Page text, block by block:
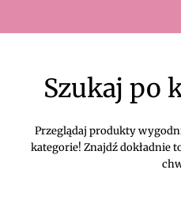
Szukaj po
Przeglądaj produkty
kategorie! Znajdź dokładnie